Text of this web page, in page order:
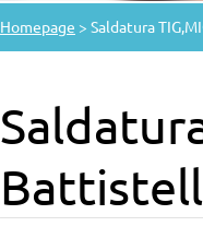
Homepage > Saldatura